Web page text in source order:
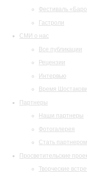
Фестиваль
Гастроли
СМИ о нас
Все публикации
Рецензии
Интервью
Время
Партнеры
Наши партнеры
Фотогалерея
Стать партнером
Просветительские
Творческие